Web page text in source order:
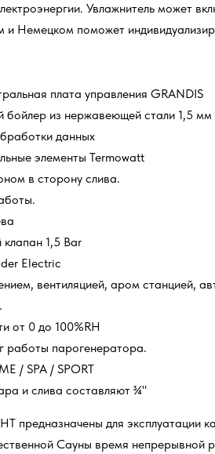
Увлажнитель может
и Немецком поможет
плата управления GRANDIS
бойлер из нержавеющей стали 1,5
данных
элементы Termowatt
в сторону слива.
1,5 Bar
Electric
вентиляцией, аром станцией,
от 0 до 100%RH
работы парогенератора.
/ SPA / SPORT
и слива составляют ¾"
предназначены для эксплуатации
Сауны время непрерывной